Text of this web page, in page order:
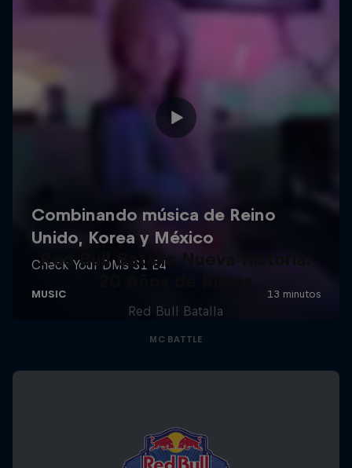
Red Bull Batalla Nueva Historia:
Red Bull Batalla
MC BATTLE